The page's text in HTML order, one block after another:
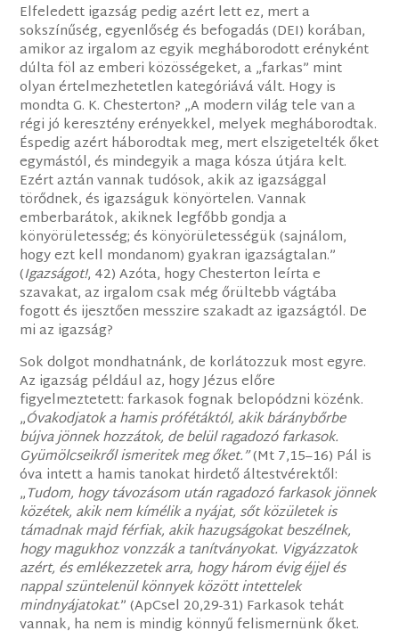
Elfeledett igazság pedig azért lett ez, mert a
sokszínűség, egyenlőség és befogadás (DEI) korában,
amikor az irgalom az egyik megháborodott erényként
dúlta föl az emberi közösségeket, a „farkas” mint
olyan értelmezhetetlen kategóriává vált. Hogy is
mondta G. K. Chesterton? „A modern világ tele van a
régi jó keresztény erényekkel, melyek megháborodtak.
Éspedig azért háborodtak meg, mert elszigetelték őket
egymástól, és mindegyik a maga kósza útjára kelt.
Ezért aztán vannak tudósok, akik az igazsággal
törődnek, és igazságuk könyörtelen. Vannak
emberbarátok, akiknek legfőbb gondja a
könyörületesség; és könyörületességük (sajnálom,
hogy ezt kell mondanom) gyakran igazságtalan.”
(Igazságot!, 42) Azóta, hogy Chesterton leírta e
szavakat, az irgalom csak még őrültebb vágtába
fogott és ijesztően messzire szakadt az igazságtól. De
mi az igazság?
Sok dolgot mondhatnánk, de korlátozzuk most egyre.
Az igazság például az, hogy Jézus előre
figyelmeztetett: farkasok fognak belopódzni közénk.
„Óvakodjatok a hamis prófétáktól, akik báránybőrbe
bújva jönnek hozzátok, de belül ragadozó farkasok.
Gyümölcseikről ismeritek meg őket.”(Mt 7,15–16) Pál is
óva intett a hamis tanokat hirdető áltestvérektől:
„Tudom, hogy távozásom után ragadozó farkasok jönnek
közétek, akik nem kímélik a nyájat, sőt közületek is
támadnak majd férfiak, akik hazugságokat beszélnek,
hogy magukhoz vonzzák a tanítványokat. Vigyázzatok
azért, és emlékezzetek arra, hogy három évig éjjel és
nappal szüntelenül könnyek között intettelek
mindnyájatokat.” (ApCsel 20,29-31) Farkasok tehát
vannak, ha nem is mindig könnyű felismernünk őket.